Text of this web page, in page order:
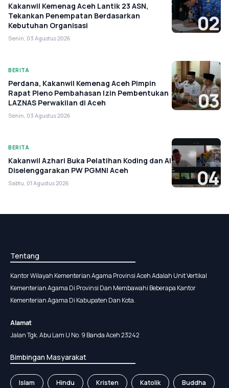
Kakanwil Kemenag Aceh Lantik 23 ASN,
Tekankan Penempatan Berdasarkan
Kebutuhan Organisasi
Senin, 03 Agustus 2026
02
BERITA
Perdana, Kakanwil Kemenag Aceh Pimpin
Rapat Pleno Pembahasan Izin Pembentukan
LAZNAS Perwakilan di Aceh
Senin, 03 Agustus 2026
03
BERITA
Kakanwil Azhari Buka Pelatihan Koding dan AI
Diselenggarakan PW PGMNI Aceh
Sabtu, 01 Agustus 2026 04
Tentang
Kantor Wilayah Kementerian Agama Provinsi Aceh Adalah Unit Vertikal
Kementerian Agama Di Provinsi Dan Membawahi Beberapa Kantor
Kementerian Agama Di Kabupaten Dan Kota.
Alamat
Jalan Tgk. Abu Lam U No. 9 Banda Aceh 23242
Bimbingan Masyarakat
Islam Hindu Kristen Katolik Buddha